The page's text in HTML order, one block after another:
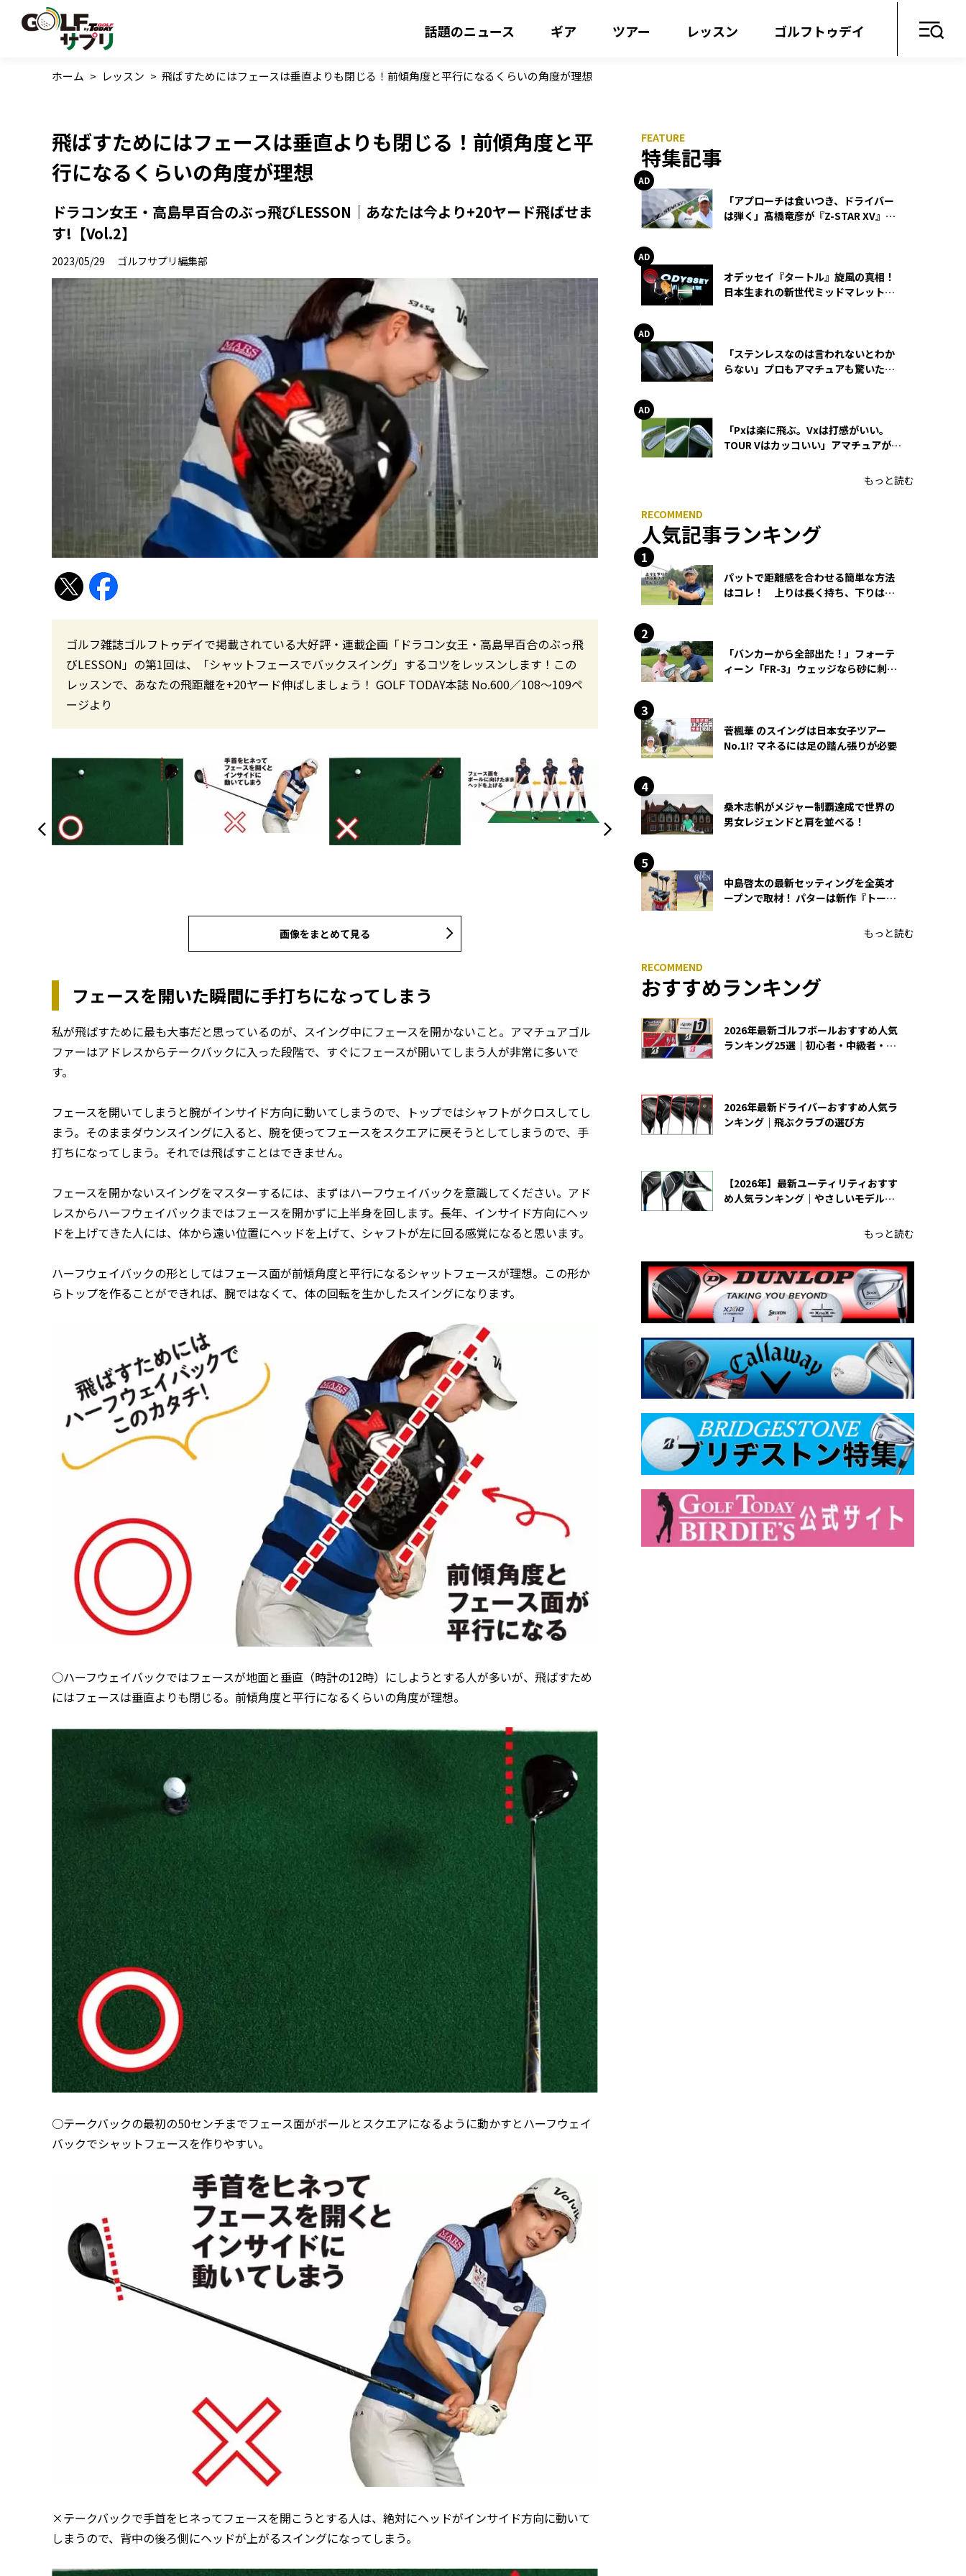
話題のニュース ギア ツアー レッスン ゴルフトゥデイ
ホーム > レッスン > 飛ばすためにはフェースは垂直よりも閉じる！前傾角度と平行になるくらいの角度が理想
飛ばすためにはフェースは垂直よりも閉じる！前傾角度と平
行になるくらいの角度が理想
ドラコン女王・高島早百合のぶっ飛びLESSON｜あなたは今より+20ヤード飛ばせま
す!【Vol.2】
2023/05/29 ゴルフサプリ編集部
ゴルフ雑誌ゴルフトゥデイで掲載されている大好評・連載企画「ドラコン女王・高島早百合のぶっ飛
びLESSON」の第1回は、「シャットフェースでバックスイング」するコツをレッスンします！この
レッスンで、あなたの飛距離を+20ヤード伸ばしましょう！ GOLF TODAY本誌 No.600／108〜109ペ
ージより
画像をまとめて見る
フェースを開いた瞬間に手打ちになってしまう
私が飛ばすために最も大事だと思っているのが、スイング中にフェースを開かないこと。アマチュアゴル
ファーはアドレスからテークバックに入った段階で、すぐにフェースが開いてしまう人が非常に多いで
す。
フェースを開いてしまうと腕がインサイド方向に動いてしまうので、トップではシャフトがクロスしてし
まう。そのままダウンスイングに入ると、腕を使ってフェースをスクエアに戻そうとしてしまうので、手
打ちになってしまう。それでは飛ばすことはできません。
フェースを開かないスイングをマスターするには、まずはハーフウェイバックを意識してください。アド
レスからハーフウェイバックまではフェースを開かずに上半身を回します。長年、インサイド方向にヘッ
ドを上げてきた人には、体から遠い位置にヘッドを上げて、シャフトが左に回る感覚になると思います。
ハーフウェイバックの形としてはフェース面が前傾角度と平行になるシャットフェースが理想。この形か
らトップを作ることができれば、腕ではなくて、体の回転を生かしたスイングになります。
○ハーフウェイバックではフェースが地面と垂直（時計の12時）にしようとする人が多いが、飛ばすため
にはフェースは垂直よりも閉じる。前傾角度と平行になるくらいの角度が理想。
○テークバックの最初の50センチまでフェース面がボールとスクエアになるように動かすとハーフウェイ
バックでシャットフェースを作りやすい。
×テークバックで手首をヒネってフェースを開こうとする人は、絶対にヘッドがインサイド方向に動いて
しまうので、背中の後ろ側にヘッドが上がるスイングになってしまう。
特集記事
「アプローチは食いつき、ドライバー
は弾く」髙橋竜彦が『Z-STAR XV』を
オデッセイ『タートル』旋風の真相！
日本生まれの新世代ミッドマレットが
「ステンレスなのは言われないとわか
らない」プロもアマチュアも驚いた
「Pxは楽に飛ぶ。Vxは打感がいい。
TOUR Vはカッコいい」アマチュアが選
もっと読む
人気記事ランキング
パットで距離感を合わせる簡単な方法
はコレ！ 上りは長く持ち、下りは短
「バンカーから全部出た！」フォーテ
ィーン「FR-3」ウェッジなら砂に刺さ
菅楓華 のスイングは日本女子ツアー
No.1!? マネるには足の踏ん張りが必要
桑木志帆がメジャー制覇達成で世界の
男女レジェンドと肩を並べる！
中島啓太の最新セッティングを全英オ
ープンで取材！ パターは新作『トーチ
もっと読む
おすすめランキング
2026年最新ゴルフボールおすすめ人気
ランキング25選｜初心者・中級者・上
2026年最新ドライバーおすすめ人気ラ
ンキング｜飛ぶクラブの選び方
【2026年】最新ユーティリティおすす
め人気ランキング｜やさしいモデルの
もっと読む